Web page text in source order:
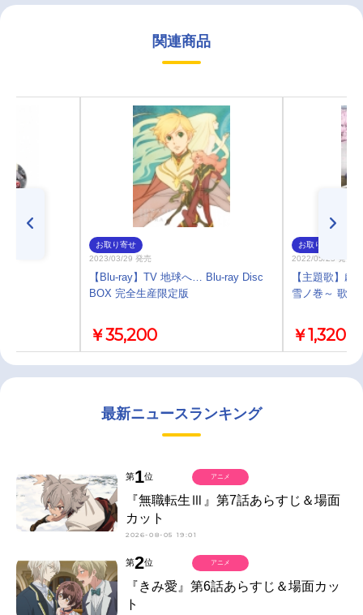
関連商品
お取り寄せ
2023/03/29 発売
【Blu-ray】TV 地球へ… Blu-ray Disc
BOX 完全生産限定版
￥35,200
お取り寄せ
2022/05/25 発売
【主題歌】劇
雪ノ巻～ 歌詠
￥1,320
最新ニュースランキング
第1位
『無職転生Ⅲ』第7話あらすじ＆場面
カット
2026-08-05 19:01
アニメ
第2位
『きみ愛』第6話あらすじ＆場面カッ
ト
アニメ